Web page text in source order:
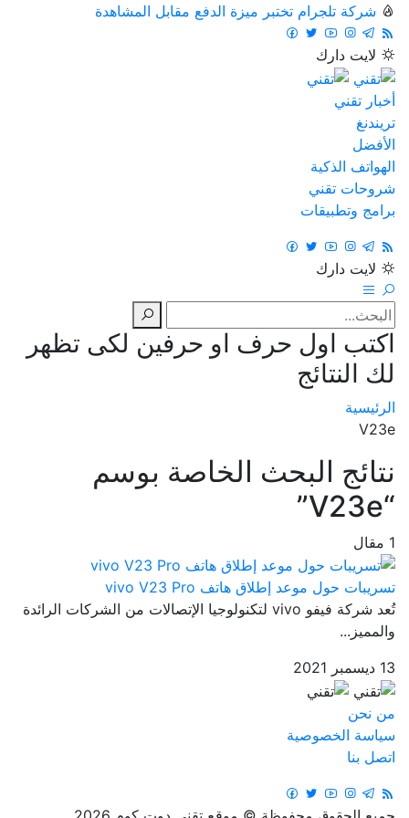
شركة تلجرام تختبر ميزة الدفع مقابل المشاهدة
لايت دارك
أخبار تقني
تريندنغ
الأفضل
الهواتف الذكية
شروحات تقني
برامج وتطبيقات
لايت دارك
اكتب اول حرف او حرفين لكى تظهر
لك النتائج
الرئيسية
V23e
نتائج البحث الخاصة بوسم
“V23e”
1 مقال
تسريبات حول موعد إطلاق هاتف vivo V23 Pro
تُعد شركة فيفو vivo لتكنولوجيا الإتصالات من الشركات الرائدة
والمميز...
13 ديسمبر 2021
من نحن
سياسة الخصوصية
اتصل بنا